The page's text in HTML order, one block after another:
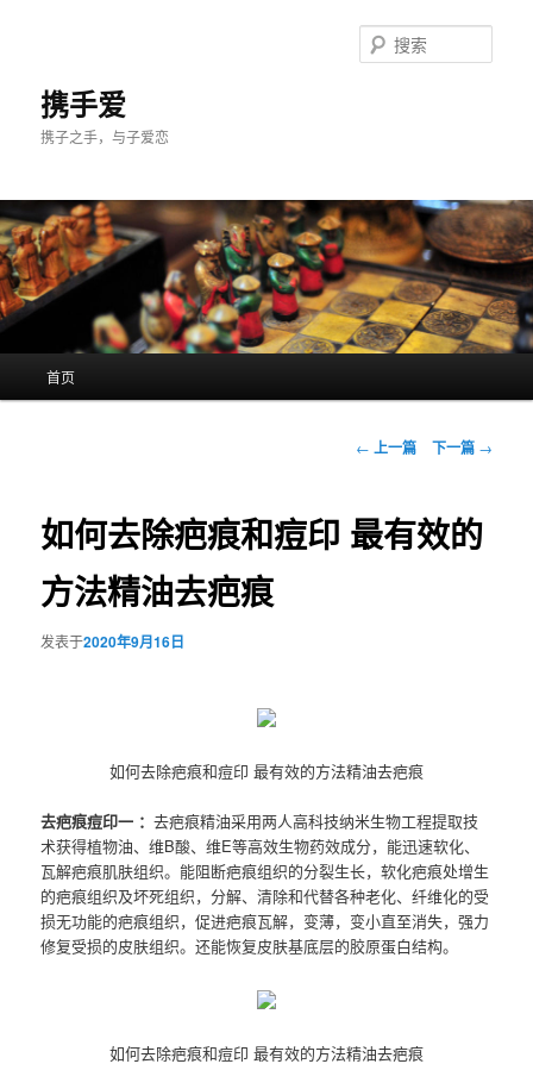
携手爱
携子之手，与子爱恋
索
首页
文
航
← 上一篇 下一篇 →
如何去除疤痕和痘印 最有效的
方法精油去疤痕
发表于2020年9月16日
如何去除疤痕和痘印 最有效的方法精油去疤痕
去疤痕痘印一 ：去疤痕精油采用两人高科技纳米生物工程提取技
术获得植物油、维B酸、维E等高效生物药效成分，能迅速软化、
瓦解疤痕肌肤组织。能阻断疤痕组织的分裂生长，软化疤痕处增生
的疤痕组织及坏死组织，分解、清除和代替各种老化、纤维化的受
损无功能的疤痕组织，促进疤痕瓦解，变薄，变小直至消失，强力
修复受损的皮肤组织。还能恢复皮肤基底层的胶原蛋白结构。
如何去除疤痕和痘印 最有效的方法精油去疤痕